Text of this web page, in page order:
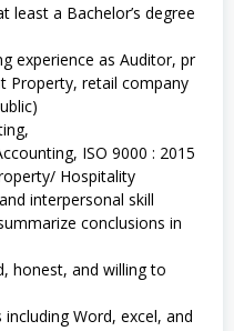
least a Bachelor’s degree
experience as Auditor, pr
Property, retail company
ISO 9000 : 2015
Hospitality
interpersonal skill
conclusions in
honest, and willing to
Word, excel, and